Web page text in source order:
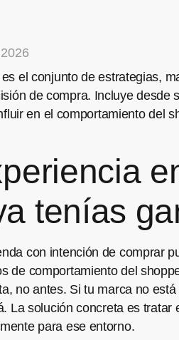
el conjunto de estrategias,
de compra. Incluye
en el comportamiento del
tenías
con intención de comprar
de comportamiento del
no antes. Si tu marca no
La solución concreta es
para ese entorno.